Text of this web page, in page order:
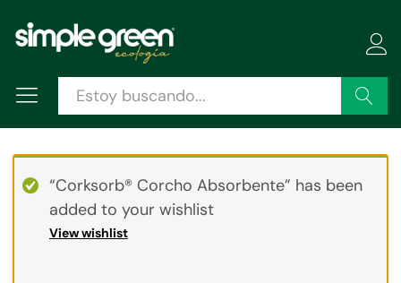
Buscar
View wishlist
“Corksorb® Corcho Absorbente” has been
added to your wishlist